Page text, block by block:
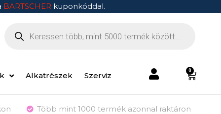
BARTSCHER kuponkóddal.
Alkatrészek Szerviz
0
Több mint 1000 termék azonnal raktáron